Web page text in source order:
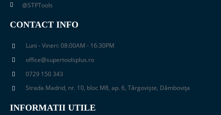
@STPTools
CONTACT INFO
Luni - Vineri: 08:00AM - 16:30PM
office@supertoolsplus.ro
0729 150 343
Strada Madrid, nr. 10, bloc M8, ap. 6, Târgoviște, Dâmbovița
INFORMATII UTILE